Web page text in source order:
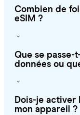
Combien de
eSIM ?
Que se passe-
données ou
Dois-je activer
mon appareil ?